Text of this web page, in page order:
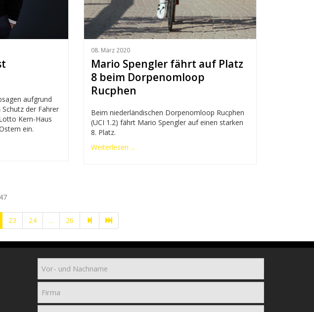
aufgrund
der Fahrer
Kern-Haus
ein.
08. März 2020
Mario Spengler fährt auf Platz
8 beim Dorpenomloop
Rucphen
Beim niederländischen Dorpenomloop Rucphen
(UCI 1.2) fährt Mario Spengler auf einen starken
8. Platz.
Weiterlesen ...
23 24 ... 26